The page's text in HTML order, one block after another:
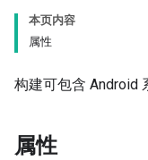
本页内容
属性
构建可包含 Android
属性